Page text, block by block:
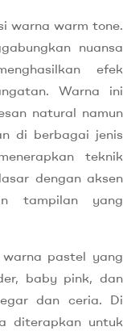
warna warm tone.
nuansa
efek
Warna ini
natural namun
di berbagai jenis
teknik
dengan aksen
tampilan yang
pastel yang
baby pink, dan
dan ceria. Di
diterapkan untuk